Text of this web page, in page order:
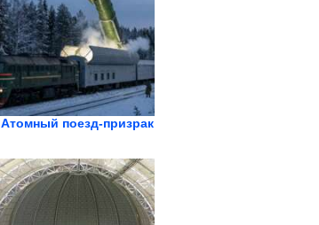
Атомный поезд-призрак